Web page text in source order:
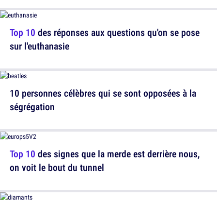
10 personnes célèbres qui se sont opposées à la
ségrégation
Top 10 des réponses aux questions qu'on se pose
sur l'euthanasie
Top 10 des signes que la merde est derrière nous,
on voit le bout du tunnel